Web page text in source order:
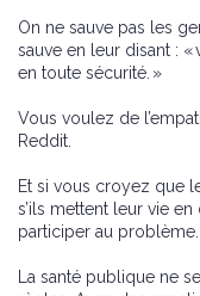
On ne sauve pas les
sauve en leur disant :
en toute sécurité. »
Vous voulez de
Reddit.
Et si vous croyez que
s’ils mettent leur vie
participer au
La santé publique ne